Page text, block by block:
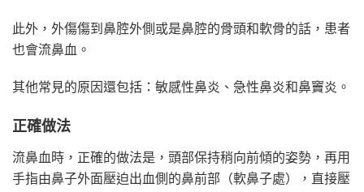
此外，外傷傷到鼻腔外側或是鼻腔的骨頭和軟骨的話，患者
也會流鼻血。
其他常見的原因還包括：敏感性鼻炎、急性鼻炎和鼻竇炎。
正確做法
流鼻血時，正確的做法是，頭部保持稍向前傾的姿勢，再用
手指由鼻子外面壓迫出血側的鼻前部（軟鼻子處），直接壓